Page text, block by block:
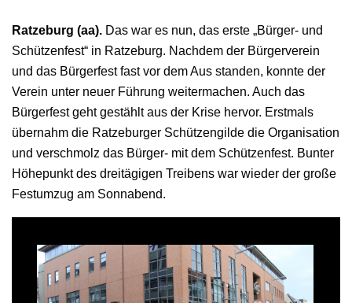
Ratzeburg (aa). Das war es nun, das erste „Bürger- und
Schützenfest“ in Ratzeburg. Nachdem der Bürgerverein
und das Bürgerfest fast vor dem Aus standen, konnte der
Verein unter neuer Führung weitermachen. Auch das
Bürgerfest geht gestählt aus der Krise hervor. Erstmals
übernahm die Ratzeburger Schützengilde die Organisation
und verschmolz das Bürger- mit dem Schützenfest. Bunter
Höhepunkt des dreitägigen Treibens war wieder der große
Festumzug am Sonnabend.